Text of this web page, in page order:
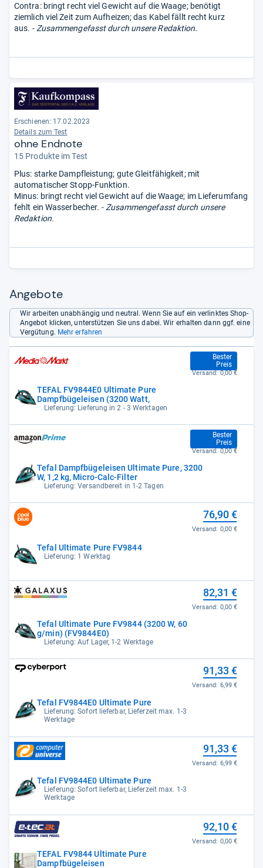
Contra: bringt recht viel Gewicht auf die Waage; benötigt
ziemlich viel Zeit zum Aufheizen; das Kabel fällt recht kurz
aus. - Zusammengefasst durch unsere Redaktion.
Erschienen: 17.02.2023
Details zum Test
ohne Endnote
15 Produkte im Test
Plus: starke Dampfleistung; gute Gleitfähigkeit; mit
automatischer Stopp-Funktion.
Minus: bringt recht viel Gewicht auf die Waage; im Lieferumfang
fehlt ein Wasserbecher. - Zusammengefasst durch unsere
Redaktion.
Angebote
Wir arbeiten unabhängig und neutral. Wenn Sie auf ein verlinktes Shop-
Angebot klicken, unterstützen Sie uns dabei. Wir erhalten dann ggf. eine
Vergütung. Mehr erfahren
TEFAL FV9844E0 Ultimate Pure
Dampfbügeleisen (3200 Watt,
Lieferung: Lieferung in 2 - 3 Werktagen
Bester
Preis
75,00 €
Versand: 0,00 €
Tefal Dampfbügeleisen Ultimate Pure, 3200
W, 1,2 kg, Micro-Calc-Filter
Lieferung: Versandbereit in 1-2 Tagen
Bester
Preis
75,00 €
Versand: 0,00 €
Tefal Ultimate Pure FV9844
Lieferung: 1 Werktag
76,90 €
Versand: 0,00 €
Tefal Ultimate Pure FV9844 (3200 W, 60
g/min) (FV9844E0)
Lieferung: Auf Lager, 1-2 Werktage
82,31 €
Versand: 0,00 €
Tefal FV9844E0 Ultimate Pure
Lieferung: Sofort lieferbar, Lieferzeit max. 1-3
Werktage
91,33 €
Versand: 6,99 €
Tefal FV9844E0 Ultimate Pure
Lieferung: Sofort lieferbar, Lieferzeit max. 1-3
Werktage
91,33 €
Versand: 6,99 €
TEFAL FV9844 Ultimate Pure
Dampfbügeleisen
92,10 €
Versand: 0,00 €